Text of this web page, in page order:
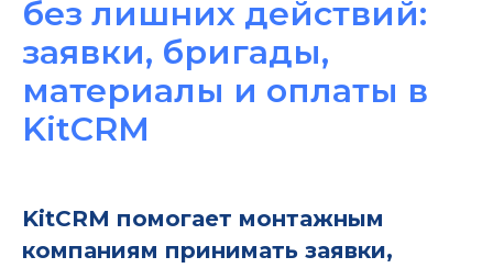
без лишних действий:
заявки, бригады,
материалы и оплаты в
KitCRM
KitCRM помогает монтажным
компаниям принимать заявки,